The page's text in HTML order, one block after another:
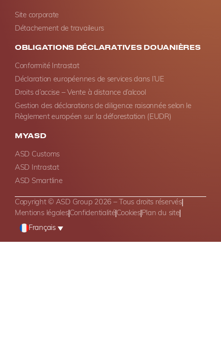
Site corporate
Détachement de travaileurs
OBLIGATIONS DÉCLARATIVES DOUANIÈRES
Conformité Intrastat
Déclaration européennes de services dans l’UE
Droits d’accise – Vente à distance d’alcool
Gestion des déclarations de diligence raisonnée selon le
Règlement européen sur la déforestation (EUDR)
MYASD
ASD Customs
ASD Intrastat
ASD Smartline
Copyright © ASD Group 2026 – Tous droits réservés
Mentions légales Confidentialité Cookies Plan du site
Français